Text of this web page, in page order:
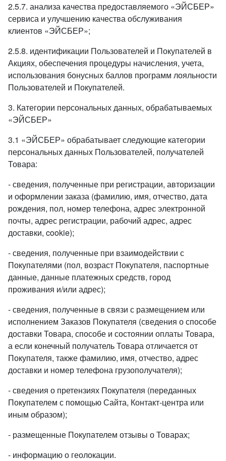
2.5.7. анализа качества предоставляемого «ЭЙСБЕР»
сервиса и улучшению качества обслуживания
клиентов «ЭЙСБЕР»;
2.5.8. идентификации Пользователей и Покупателей в
Акциях, обеспечения процедуры начисления, учета,
использования бонусных баллов программ лояльности
Пользователей и Покупателей.
3. Категории персональных данных, обрабатываемых
«ЭЙСБЕР»
3.1 «ЭЙСБЕР» обрабатывает следующие категории
персональных данных Пользователей, получателей
Товара:
- сведения, полученные при регистрации, авторизации
и оформлении заказа (фамилию, имя, отчество, дата
рождения, пол, номер телефона, адрес электронной
почты, адрес регистрации, рабочий адрес, адрес
доставки, cookie);
- сведения, полученные при взаимодействии с
Покупателями (пол, возраст Покупателя, паспортные
данные, данные платежных средств, город
проживания и/или адрес);
- сведения, полученные в связи с размещением или
исполнением Заказов Покупателя (сведения о способе
доставки Товара, способе и состоянии оплаты Товара,
а если конечный получатель Товара отличается от
Покупателя, также фамилию, имя, отчество, адрес
доставки и номер телефона грузополучателя);
- сведения о претензиях Покупателя (переданных
Покупателем с помощью Сайта, Контакт-центра или
иным образом);
- размещенные Покупателем отзывы о Товарах;
- информацию о геолокации.